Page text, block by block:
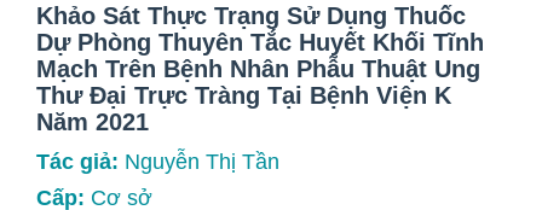
Khảo Sát Thực Trạng Sử Dụng Thuốc
Dự Phòng Thuyên Tắc Huyết Khối Tĩnh
Mạch Trên Bệnh Nhân Phẫu Thuật Ung
Thư Đại Trực Tràng Tại Bệnh Viện K
Năm 2021
Tác giả: Nguyễn Thị Tần
Cấp: Cơ sở